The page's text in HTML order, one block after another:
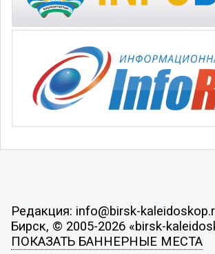
Редакция: info@birsk-
Бирск, © 2005-2026 «birsk-
ПОКАЗАТЬ БАННЕРНЫЕ МЕСТА